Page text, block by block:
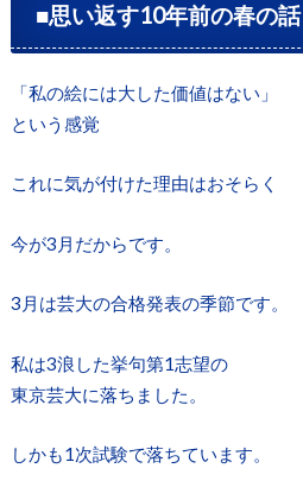
■思い返す10年前の春の話
「私の絵には大した価値はない」
という感覚
これに気が付けた理由はおそらく
今が3月だからです。
3月は芸大の合格発表の季節です。
私は3浪した挙句第1志望の
東京芸大に落ちました。
しかも1次試験で落ちています。